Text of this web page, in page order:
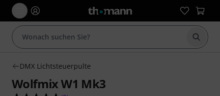
Suche
DMX Lichtsteuerpulte
Wolfmix W1 Mk3